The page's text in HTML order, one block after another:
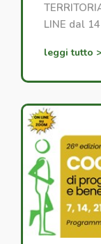
LINE dal
leggi tutto >